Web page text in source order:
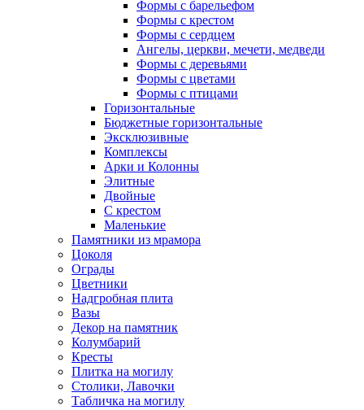
Формы с барельефом
Формы с крестом
Формы с сердцем
Ангелы, церкви, мечети, медведи
Формы с деревьями
Формы с цветами
Формы с птицами
Горизонтальные
Бюджетные горизонтальные
Эксклюзивные
Комплексы
Арки и Колонны
Элитные
Двойные
С крестом
Маленькие
Памятники из мрамора
Цоколя
Ограды
Цветники
Надгробная плита
Вазы
Декор на памятник
Колумбарий
Кресты
Плитка на могилу
Столики, Лавочки
Табличка на могилу